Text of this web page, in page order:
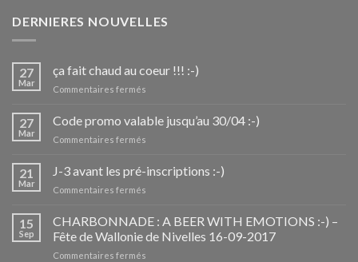
DERNIERES NOUVELLES
27
Mar
ça fait chaud au coeur !!! :-)
Commentaires fermés
fait
chaud
!!!
27
Mar
Code promo valable jusqu’au 30/04 :-)
Commentaires fermés
promo
:-)
21
Mar
J-3 avant les pré-inscriptions :-)
Commentaires fermés
3
les
15
Sep
CHARBONNADE : A BEER WITH EMOTIONS :-) –
Fête de Wallonie de Nivelles 16-09-2017
Commentaires fermés